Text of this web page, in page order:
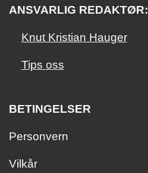
ANSVARLIG REDAKTØR:
Knut Kristian Hauger
Tips oss
BETINGELSER
Personvern
Vilkår